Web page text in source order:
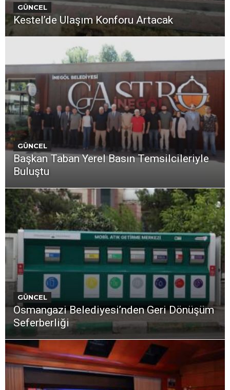
GÜNCEL
Kestel’de Ulaşım Konforu Artacak
GÜNCEL
Başkan Taban Yerel Basın Temsilcileriyle
Buluştu
GÜNCEL
Osmangazi Belediyesi’nden Geri Dönüşüm
Seferberliği